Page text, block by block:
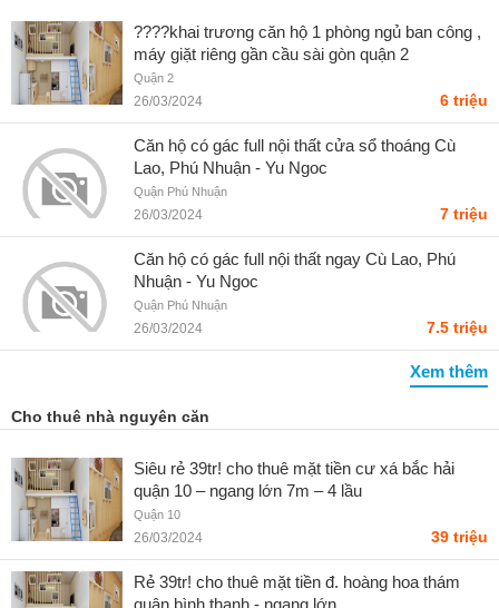
????khai trương căn hộ 1 phòng ngủ ban công ,
máy giặt riêng gần cầu sài gòn quận 2
Quận 2
26/03/2024 6 triệu
Căn hộ có gác full nội thất cửa sổ thoáng Cù
Lao, Phú Nhuận - Yu Ngoc
Quận Phú Nhuận
26/03/2024 7 triệu
Căn hộ có gác full nội thất ngay Cù Lao, Phú
Nhuận - Yu Ngoc
Quận Phú Nhuận
26/03/2024 7.5 triệu
Xem thêm
Cho thuê nhà nguyên căn
Siêu rẻ 39tr! cho thuê mặt tiền cư xá bắc hải
quận 10 – ngang lớn 7m – 4 lầu
Quận 10
26/03/2024 39 triệu
Rẻ 39tr! cho thuê mặt tiền đ. hoàng hoa thám
quận bình thạnh - ngang lớn